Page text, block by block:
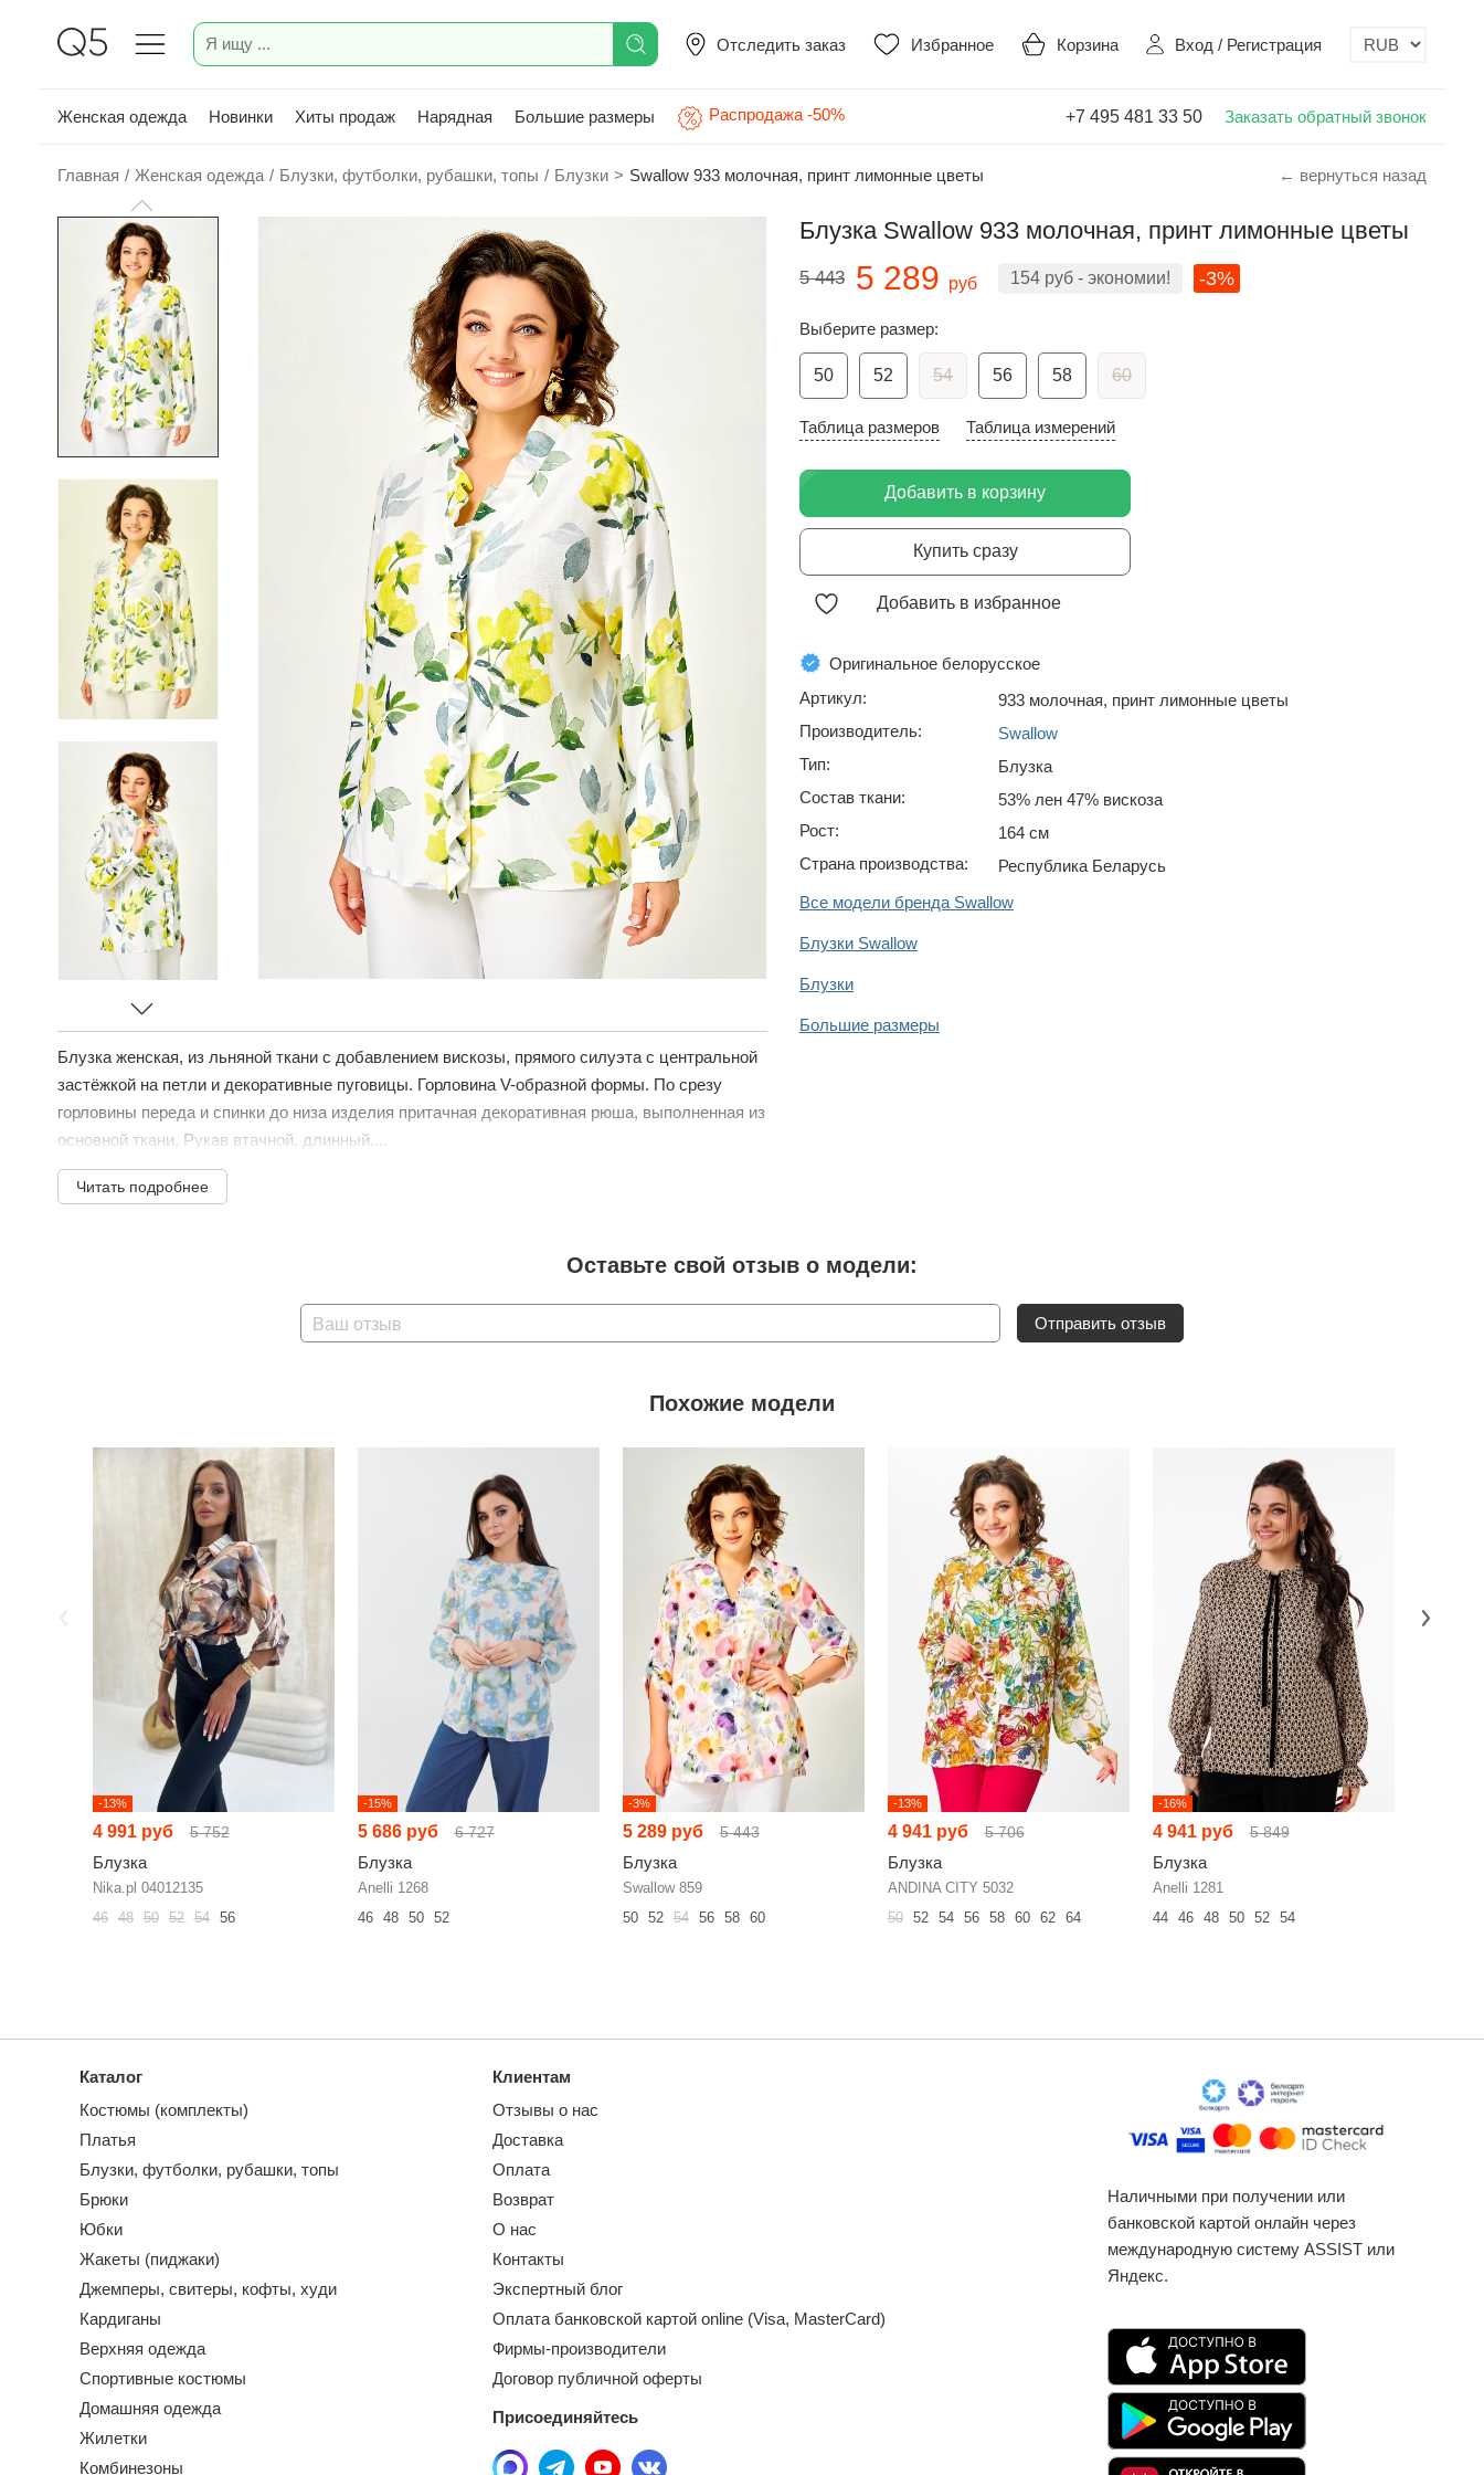
Отследить заказ Избранное Корзина Вход / Регистрация
Женская одежда Новинки Хиты продаж Нарядная Большие размеры Распродажа -50% +7 495 481 33 50 Заказать обратный звонок
Главная / Женская одежда / Блузки, футболки, рубашки, топы / Блузки > Swallow 933 молочная, принт лимонные цветы ← вернуться назад
Блузка женская, из льняной ткани с добавлением вискозы, прямого силуэта с центральной
застёжкой на петли и декоративные пуговицы. Горловина V-образной формы. По срезу
горловины переда и спинки до низа изделия притачная декоративная рюша, выполненная из
основной ткани. Рукав втачной, длинный,...
Читать подробнее
Блузка Swallow 933 молочная, принт лимонные цветы
5 443 5 289 руб 154 руб - экономии! -3%
Выберите размер:
50 52 54 56 58 60
Таблица размеров Таблица измерений
Добавить в корзину
Купить сразу
Добавить в избранное
Оригинальное белорусское
Артикул:
933 молочная, принт лимонные цветы
Производитель:
Swallow
Тип:
Блузка
Состав ткани:
53% лен 47% вискоза
Рост:
164 см
Страна производства:
Республика Беларусь
Все модели бренда Swallow
Блузки Swallow
Блузки
Большие размеры
Оставьте свой отзыв о модели:
Ваш отзыв Отправить отзыв
Похожие модели
-13%
4 991 руб 5 752
Блузка
Nika.pl 04012135
46 48 50 52 54 56
-15%
5 686 руб 6 727
Блузка
Anelli 1268
46
48 50 52
-3%
5 289 руб 5 443
Блузка
Swallow 859
50
52 54 56 58 60
-13%
4 941 руб 5 706
Блузка
ANDINA CITY 5032
50
52 54 56 58 60 62 64
-16%
4 941 руб 5 849
Блузка
Anelli 1281
44
46 48 50 52 54
Каталог
Костюмы (комплекты)
Платья
Блузки, футболки, рубашки, топы
Брюки
Юбки
Жакеты (пиджаки)
Джемперы, свитеры, кофты, худи
Кардиганы
Верхняя одежда
Спортивные костюмы
Домашняя одежда
Жилетки
Комбинезоны
Клиентам
Отзывы о нас
Доставка
Оплата
Возврат
О нас
Контакты
Экспертный блог
Оплата банковской картой online (Visa, MasterCard)
Фирмы-производители
Договор публичной оферты
Присоединяйтесь
Наличными при получении или
банковской картой онлайн через
международную систему ASSIST или
Яндекс.